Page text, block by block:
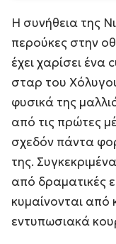
Η συνήθεια της
περούκες στην
έχει χαρίσει
σταρ του
φυσικά της
από τις πρώτες
σχεδόν πάντα
της.
από δραματικές
κυμαίνονται από
εντυπωσιακά